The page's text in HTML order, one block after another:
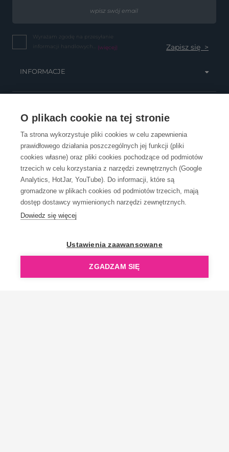
O plikach cookie na tej stronie
Ta strona wykorzystuje pliki cookies w celu zapewnienia
prawidłowego działania poszczególnych jej funkcji (pliki
cookies własne) oraz pliki cookies pochodzące od podmiotów
trzecich w celu korzystania z narzędzi zewnętrznych (Google
Analytics, HotJar, YouTube). Do informacji, które są
gromadzone w plikach cookies od podmiotów trzecich, mają
dostęp dostawcy wymienionych narzędzi zewnętrznych.
Dowiedz się więcej
Ustawienia zaawansowane
ZGADZAM SIĘ
Wyrażam zgodę na przesyłanie
informacji handlowych... (więcej)
INFORMACJE
OBSŁUGA KLIENTA
KONTAKT
OpenGift jest częścią ReflectGroup.